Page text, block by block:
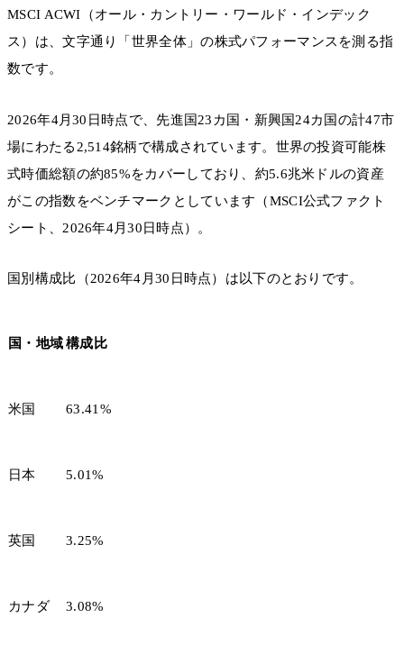
MSCI ACWI（オール・カントリー・ワールド・インデック
ス）は、文字通り「世界全体」の株式パフォーマンスを測る指
数です。
2026年4月30日時点で、先進国23カ国・新興国24カ国の計47市
場にわたる2,514銘柄で構成されています。世界の投資可能株
式時価総額の約85%をカバーしており、約5.6兆米ドルの資産
がこの指数をベンチマークとしています（MSCI公式ファクト
シート、2026年4月30日時点）。
国別構成比（2026年4月30日時点）は以下のとおりです。
国・地域構成比
米国 63.41%
日本 5.01%
英国 3.25%
カナダ 3.08%